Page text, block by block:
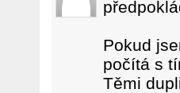
Pokud
počítá s
Těmi